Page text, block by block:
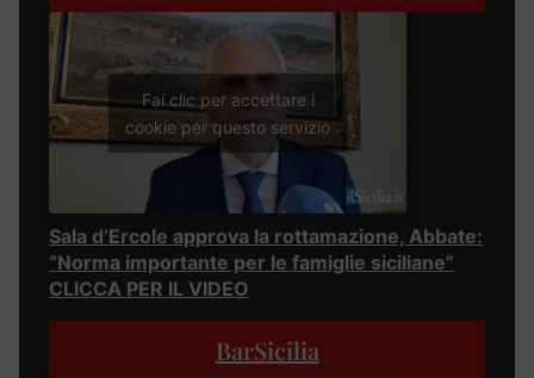
Fai clic per accettare i
cookie per questo servizio
Sala d’Ercole approva la rottamazione, Abbate:
“Norma importante per le famiglie siciliane”
CLICCA PER IL VIDEO
BarSicilia